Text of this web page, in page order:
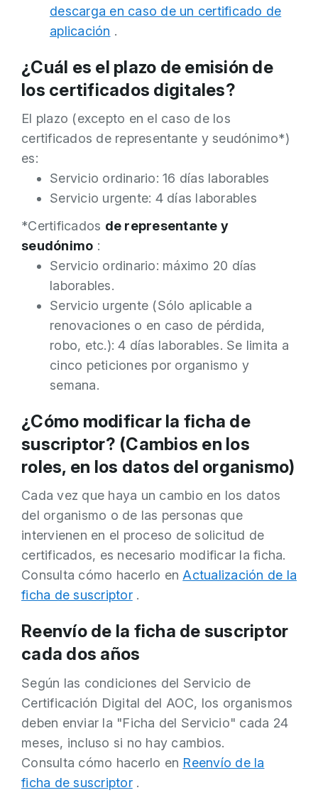
descarga en caso de un certificado de
aplicación .
¿Cuál es el plazo de emisión de
los certificados digitales?
El plazo (excepto en el caso de los
certificados de representante y seudónimo*)
es:
Servicio ordinario: 16 días laborables
Servicio urgente: 4 días laborables
*Certificados de representante y
seudónimo :
Servicio ordinario: máximo 20 días
laborables.
Servicio urgente (Sólo aplicable a
renovaciones o en caso de pérdida,
robo, etc.): 4 días laborables. Se limita a
cinco peticiones por organismo y
semana.
¿Cómo modificar la ficha de
suscriptor? (Cambios en los
roles, en los datos del organismo)
Cada vez que haya un cambio en los datos
del organismo o de las personas que
intervienen en el proceso de solicitud de
certificados, es necesario modificar la ficha.
Consulta cómo hacerlo en Actualización de la
ficha de suscriptor.
Reenvío de la ficha de suscriptor
cada dos años
Según las condiciones del Servicio de
Certificación Digital del AOC, los organismos
deben enviar la "Ficha del Servicio" cada 24
meses, incluso si no hay cambios.
Consulta cómo hacerlo en Reenvío de la
ficha de suscriptor.